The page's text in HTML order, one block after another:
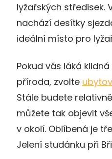
lyžařských středisek.
nachází desítky
ideální místo pro
Pokud vás láká
příroda, zvolte
Stále budete
můžete tak objevit
v okolí. Oblíbená je
Jelení studánku při